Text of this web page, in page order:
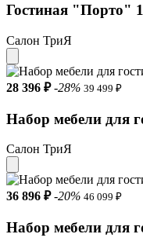
Гостиная "Порто" 1
Салон ТриЯ
28 396 ₽ -28% 39 499 ₽
Набор мебели для
Салон ТриЯ
36 896 ₽ -20% 46 099 ₽
Набор мебели для